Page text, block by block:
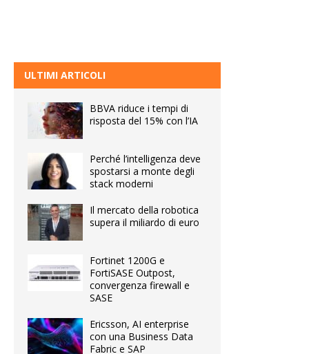
ULTIMI ARTICOLI
BBVA riduce i tempi di
risposta del 15% con l’IA
Perché l’intelligenza deve
spostarsi a monte degli
stack moderni
Il mercato della robotica
supera il miliardo di euro
Fortinet 1200G e
FortiSASE Outpost,
convergenza firewall e
SASE
Ericsson, AI enterprise
con una Business Data
Fabric e SAP